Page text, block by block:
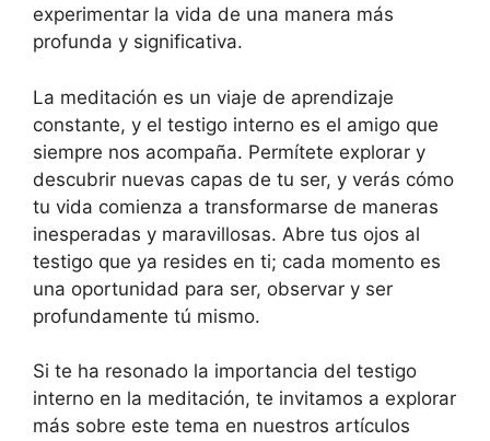
experimentar la vida de una manera más
profunda y significativa.
La meditación es un viaje de aprendizaje
constante, y el testigo interno es el amigo que
siempre nos acompaña. Permítete explorar y
descubrir nuevas capas de tu ser, y verás cómo
tu vida comienza a transformarse de maneras
inesperadas y maravillosas. Abre tus ojos al
testigo que ya resides en ti; cada momento es
una oportunidad para ser, observar y ser
profundamente tú mismo.
Si te ha resonado la importancia del testigo
interno en la meditación, te invitamos a explorar
más sobre este tema en nuestros artículos